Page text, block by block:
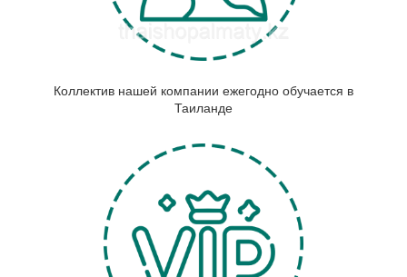
Коллектив нашей компании ежегодно обучается в
Таиланде